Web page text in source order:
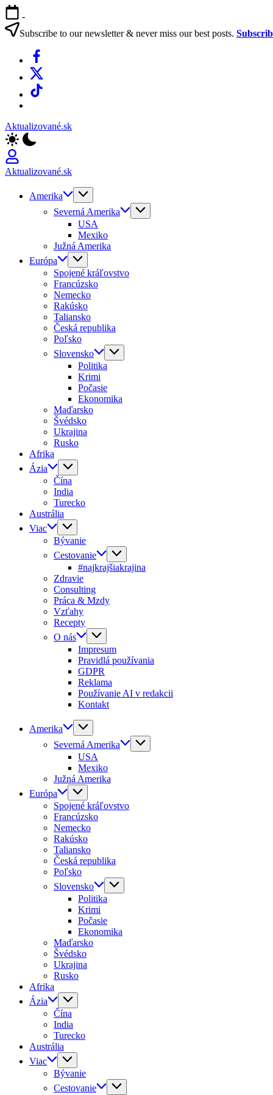
Skip
to
content
-
Subscribe to our newsletter & never miss our best posts.
Facebook
X
TikTok
Aktualizované.sk
Aktualizované.sk
Amerika
Severná Amerika
USA
Mexiko
Južná Amerika
Európa
Spojené kráľovstvo
Francúzsko
Nemecko
Rakúsko
Taliansko
Česká republika
Poľsko
Slovensko
Politika
Krimi
Počasie
Ekonomika
Maďarsko
Švédsko
Ukrajina
Rusko
Afrika
Ázia
Čína
India
Turecko
Austrália
Viac
Bývanie
Cestovanie
#najkrajšiakrajina
Zdravie
Consulting
Práca & Mzdy
Vzťahy
Recepty
O nás
Impresum
Pravidlá používania
GDPR
Reklama
Používanie AI v redakcii
Kontakt
Amerika
Severná Amerika
USA
Mexiko
Južná Amerika
Európa
Spojené kráľovstvo
Francúzsko
Nemecko
Rakúsko
Taliansko
Česká republika
Poľsko
Slovensko
Politika
Krimi
Počasie
Ekonomika
Maďarsko
Švédsko
Ukrajina
Rusko
Afrika
Ázia
Čína
India
Turecko
Austrália
Viac
Bývanie
Cestovanie